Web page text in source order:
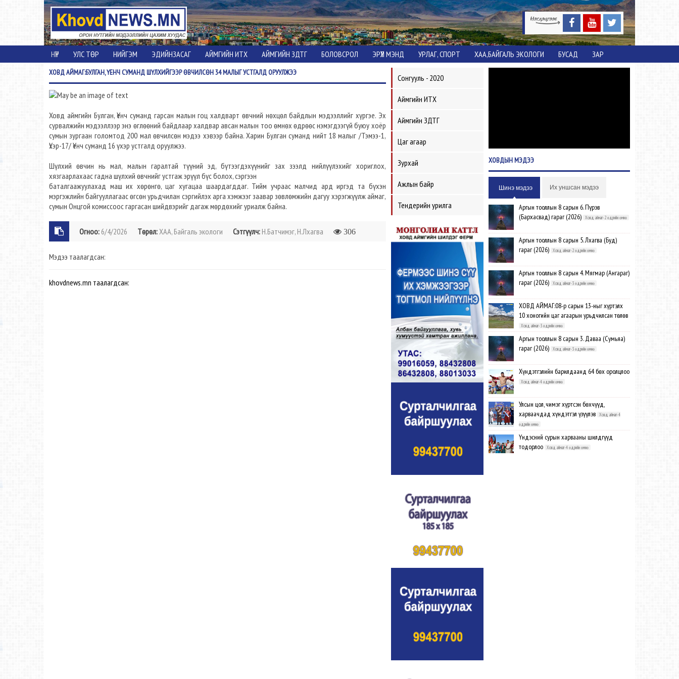
НҮҮР УЛС ТӨР НИЙГЭМ ЭДИЙНЗАСАГ АЙМГИЙН ИТХ АЙМГИЙН ЗДТГ БОЛОВСРОЛ ЭРҮҮЛ МЭНД УРЛАГ, СПОРТ ХАА,БАЙГАЛЬ ЭКОЛОГИ БУСАД ЗАР
ХОВДАЙМАГ:БУЛГАН, ҮЕНЧ СУМАНД ШҮЛХИЙГЭЭР ӨВЧИЛСӨН 34 МАЛЫГ УСТГАЛД ОРУУЛЖЭЭ
Ховд аймгийн Булган, Үенч суманд гарсан малын гоц халдварт өвчний нөхцөл байдлын мэдээллийг хүргэе. Эх
сурвалжийн мэдээллээр энэ өглөөний байдлаар халдвар авсан малын тоо өмнөх өдрөөс нэмэгдээгүй буюу хоёр
сумын зургаан голомтод 200 мал өвчилсөн мэдээ хэвээр байна. Харин Булган суманд нийт 18 малыг /Тэмээ-1,
Үхэр-17/ Үенч суманд 16 үхэр устгалд оруулжээ.
Шүлхий өвчин нь мал, малын гаралтай түүний эд, бүтээгдэхүүнийг зах зээлд нийлүүлэхийг хориглох,
хязгаарлахаас гадна шүлхий өвчнийг устгаж эрүүл бүс болох, сэргээн
баталгаажуулахад маш их хөрөнгө, цаг хугацаа шаардагддаг. Тийм учраас малчид ард иргэд та бүхэн
мэргэжлийн байгууллагаас өгсөн урьдчилан сэргийлэх арга хэмжээг заавар зөвлөмжийн дагуу хэрэгжүүлж аймаг,
сумын Онцгой комиссоос гаргасан шийдвэрийг дагаж мөрдөхийг уриалж байна.
Огноо: 6/4/2026 Төрөл:ХАА, Байгаль экологи Сэтгүүлч: Н.Батчимэг, Н.Лхагва 306
Мэдээ таалагдсан:
khovdnews.mn таалагдсан:
Сонгууль - 2020
Аймгийн ИТХ
Аймгийн ЗДТГ
Цаг агаар
Зурхай
Ажлын байр
Тендерийн урилга
ХОВДЫНМЭДЭЭ
Шинэ мэдээ Их уншсан мэдээ
Аргын тооллын 8 сарын 6. Пүрэв
(Бархасвад) гараг (2026)
Ховд аймаг-2 өдрийн өмнө
Аргын тооллын 8 сарын 5. Лхагва (Буд)
гараг (2026)
Ховд аймаг-2 өдрийн өмнө
Аргын тооллын 8 сарын 4. Мягмар (Ангараг)
гараг (2026)
Ховд аймаг-3 өдрийн өмнө
ХОВД АЙМАГ:08-р сарын 13-ныг хүртэлх
10 хоногийн цаг агаарын урьдчилсан төлөв
Ховд аймаг-3 өдрийн өмнө
Аргын тооллын 8 сарын 3. Даваа (Сумьяа)
гараг (2026)
Ховд аймаг-3 өдрийн өмнө
Хүндэтгэлийн барилдаанд 64 бөх оролцлоо
Ховд аймаг-4 өдрийн өмнө
Улсын цол, чимэг хүртсэн бөхчүүд,
харваачдад хүндэтгэл үзүүлэв
Ховд аймаг-4
өдрийн өмнө
Үндэсний сурын харвааны шилдгүүд
тодорлоо
Ховд аймаг-4 өдрийн өмнө